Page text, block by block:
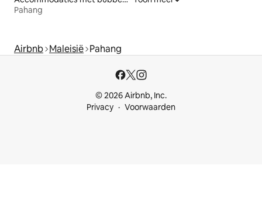
Pahang
Airbnb Maleisië Pahang
© 2026 Airbnb, Inc.
Privacy
Voorwaarden